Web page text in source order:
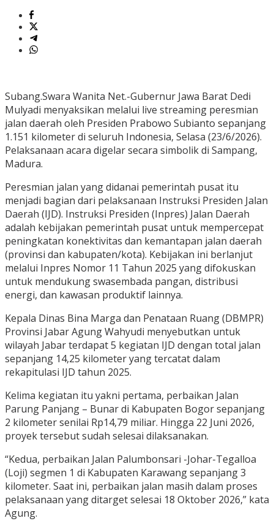
Subang.Swara Wanita Net.-Gubernur Jawa Barat Dedi
Mulyadi menyaksikan melalui live streaming peresmian
jalan daerah oleh Presiden Prabowo Subianto sepanjang
1.151 kilometer di seluruh Indonesia, Selasa (23/6/2026).
Pelaksanaan acara digelar secara simbolik di Sampang,
Madura.
Peresmian jalan yang didanai pemerintah pusat itu
menjadi bagian dari pelaksanaan Instruksi Presiden Jalan
Daerah (IJD). Instruksi Presiden (Inpres) Jalan Daerah
adalah kebijakan pemerintah pusat untuk mempercepat
peningkatan konektivitas dan kemantapan jalan daerah
(provinsi dan kabupaten/kota). Kebijakan ini berlanjut
melalui Inpres Nomor 11 Tahun 2025 yang difokuskan
untuk mendukung swasembada pangan, distribusi
energi, dan kawasan produktif lainnya.
Kepala Dinas Bina Marga dan Penataan Ruang (DBMPR)
Provinsi Jabar Agung Wahyudi menyebutkan untuk
wilayah Jabar terdapat 5 kegiatan IJD dengan total jalan
sepanjang 14,25 kilometer yang tercatat dalam
rekapitulasi IJD tahun 2025.
Kelima kegiatan itu yakni pertama, perbaikan Jalan
Parung Panjang – Bunar di Kabupaten Bogor sepanjang
2 kilometer senilai Rp14,79 miliar. Hingga 22 Juni 2026,
proyek tersebut sudah selesai dilaksanakan.
“Kedua, perbaikan Jalan Palumbonsari -Johar-Tegalloa
(Loji) segmen 1 di Kabupaten Karawang sepanjang 3
kilometer. Saat ini, perbaikan jalan masih dalam proses
pelaksanaan yang ditarget selesai 18 Oktober 2026,” kata
Agung.